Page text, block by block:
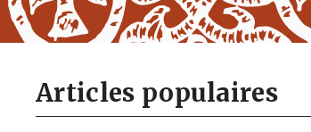
Articles populaires